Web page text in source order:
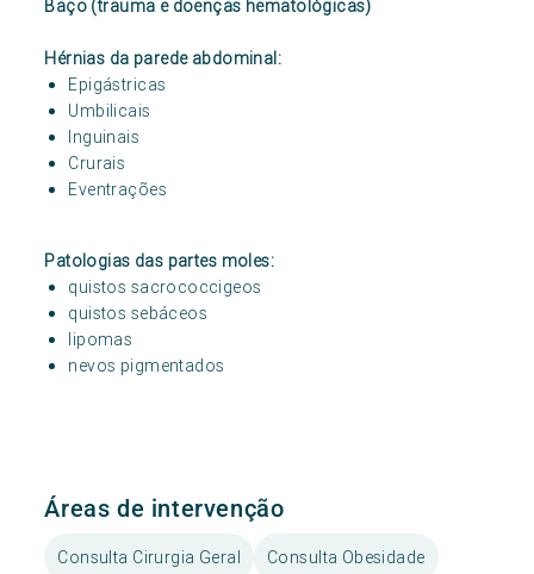
Baço (trauma e doenças hematológicas)
Hérnias da parede abdominal:
Epigástricas
Umbilicais
Inguinais
Crurais
Eventrações
Patologias das partes moles:
quistos sacrococcigeos
quistos sebáceos
lipomas
nevos pigmentados
Áreas de intervenção
Consulta Cirurgia Geral Consulta Obesidade